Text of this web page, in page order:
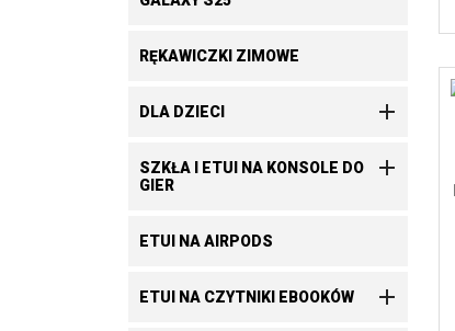
RĘKAWICZKI ZIMOWE
DLA DZIECI 
SZKŁA I ETUI NA KONSOLE DO
GIER

ETUI NA AIRPODS
ETUI NA CZYTNIKI EBOOKÓW 